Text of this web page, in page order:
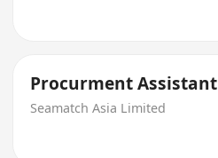
Procurment Assistant
Seamatch Asia Limited